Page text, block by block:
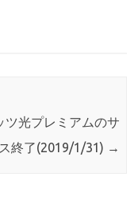
ツ光プレミアムのサ
終了(2019/1/31) →